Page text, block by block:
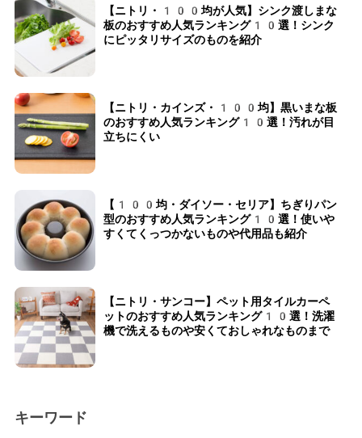
【ニトリ・100均が人気】シンク渡しまな
板のおすすめ人気ランキング10選！シンク
にピッタリサイズのものを紹介
【ニトリ・カインズ・100均】黒いまな板
のおすすめ人気ランキング10選！汚れが目
立ちにくい
【100均・ダイソー・セリア】ちぎりパン
型のおすすめ人気ランキング10選！使いや
すくてくっつかないものや代用品も紹介
【ニトリ・サンコー】ペット用タイルカーペ
ットのおすすめ人気ランキング10選！洗濯
機で洗えるものや安くておしゃれなものまで
キーワード